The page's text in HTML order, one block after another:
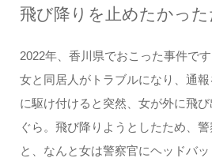
飛び降りを止めたかっ
2022年、香川県でおこった事件で
女と同居人がトラブルになり、通
に駆け付けると突然、女が外に飛
ぐら。飛び降りようとしたため、
と、なんと女は警察官にヘッドバ